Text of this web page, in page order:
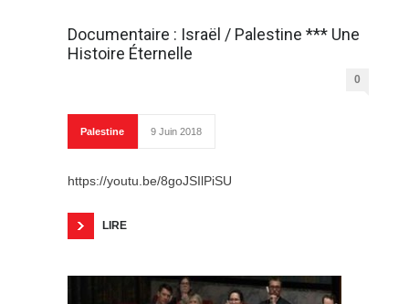
Documentaire : Israël / Palestine *** Une
Histoire Éternelle
0
Palestine 9 Juin 2018
https://youtu.be/8goJSIlPiSU
LIRE